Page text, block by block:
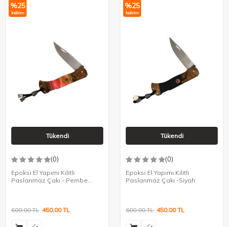
%25
İndirim
Tükendi
(0)
Epoksi El Yapımı Kilitli
Paslanmaz Çakı - Pembe
600,00TL 450,00TL
%25
İndirim
Tükendi
(0)
Epoksi El Yapımı Kilitli
Paslanmaz Çakı -Siyah
600,00TL 450,00TL